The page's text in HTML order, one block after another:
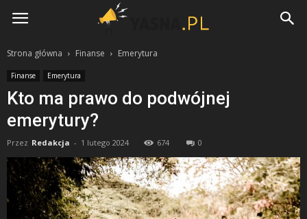
Yasna.pl
Strona główna Finanse Emerytura
Finanse Emerytura
Kto ma prawo do podwójnej
emerytury?
Przez Redakcja - 1 lutego 2024 674 0